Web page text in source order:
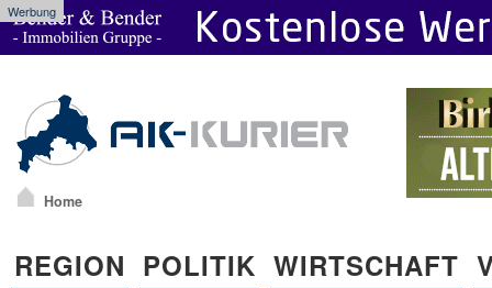
Werbung
Home
REGION POLITIK WIRTSCHAFT